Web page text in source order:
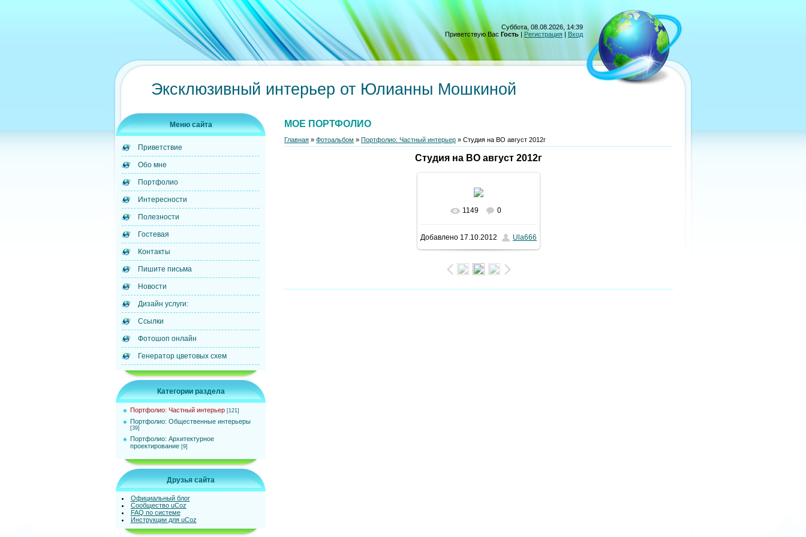
Суббота, 08.08.2026, 14:39
Приветствую Вас Гость | Регистрация | Вход
Эксклюзивный интерьер от Юлианны Мошкиной
Меню сайта
Приветствие
Обо мне
Портфолио
Интересности
Полезности
Гостевая
Контакты
Пишите письма
Новости
Дизайн услуги:
Ссылки
Фотошоп онлайн
Генератор цветовых схем
Категории раздела
Портфолио: Частный интерьер [121]
Портфолио: Общественные интерьеры
[39]
Портфолио: Архитектурное
проектирование [9]
Друзья сайта
Официальный блог
Сообщество uCoz
FAQ по системе
Инструкции для uCoz
МОЕ ПОРТФОЛИО
Главная » Фотоальбом » Портфолио: Частный интерьер » Студия на ВО август 2012г
Студия на ВО август 2012г
В реальном размере
1300x1000/ 714.0Kb
1149 0
Добавлено 17.10.2012 Ula666